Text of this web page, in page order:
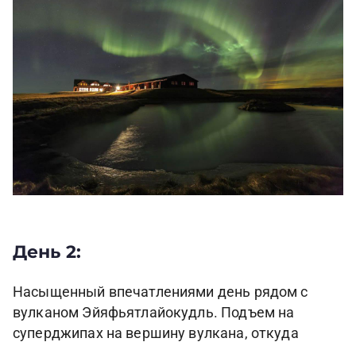
День 2:
Насыщенный впечатлениями день рядом с
вулканом Эйяфьятлайокудль. Подъем на
суперджипах на вершину вулкана, откуда